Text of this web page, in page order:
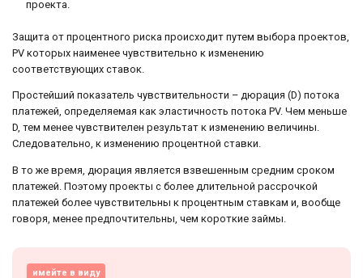
проекта.
Защита от процентного риска происходит путем выбора проектов,
PV которых наименее чувствительно к изменению
соответствующих ставок.
Простейший показатель чувствительности – дюрация (D) потока
платежей, определяемая как эластичность потока PV. Чем меньше
D, тем менее чувствителен результат к изменению величины.
Следовательно, к изменению процентной ставки.
В то же время, дюрация является взвешенным средним сроком
платежей. Поэтому проекты с более длительной рассрочкой
платежей более чувствительны к процентным ставкам и, вообще
говоря, менее предпочтительны, чем короткие займы.
имейте в виду